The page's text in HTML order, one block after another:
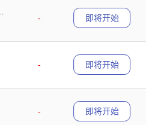
-
即将开始
-
即将开始
-
即将开始